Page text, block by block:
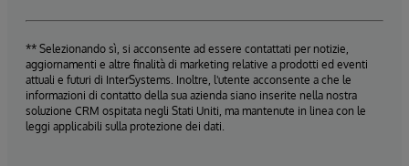
** Selezionando sì, si acconsente ad essere contattati per notizie,
aggiornamenti e altre finalità di marketing relative a prodotti ed eventi
attuali e futuri di InterSystems. Inoltre, l'utente acconsente a che le
informazioni di contatto della sua azienda siano inserite nella nostra
soluzione CRM ospitata negli Stati Uniti, ma mantenute in linea con le
leggi applicabili sulla protezione dei dati.